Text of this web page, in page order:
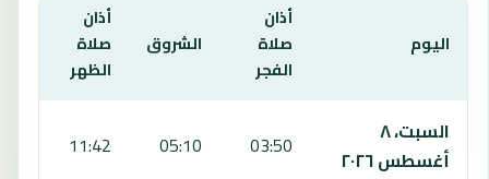
اليوم
أذان
صلاة
الفجر
الشروق
أذان
صلاة
الظهر
السبت، ٨
أغسطس ٢٠٢٦
03:50
05:10
11:42